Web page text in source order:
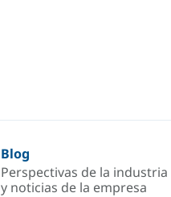
Blog
Perspectivas de la industria
y noticias de la empresa